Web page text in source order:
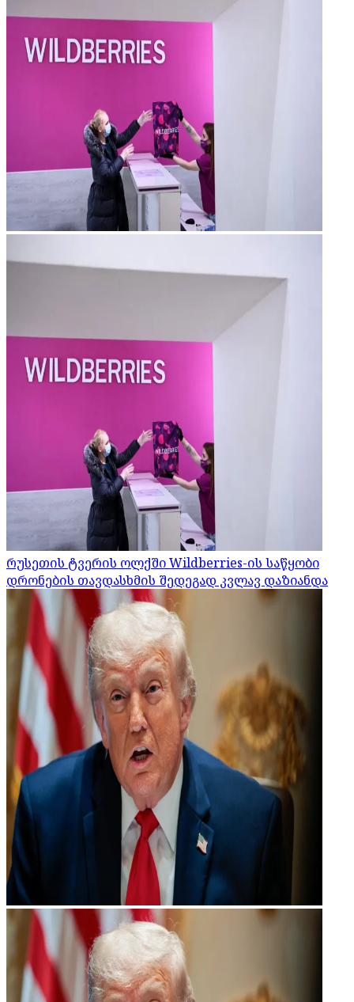
რუსეთის ტვერის ოლქში Wildberries-ის საწყობი
დრონების თავდასხმის შედეგად კვლავ დაზიანდა